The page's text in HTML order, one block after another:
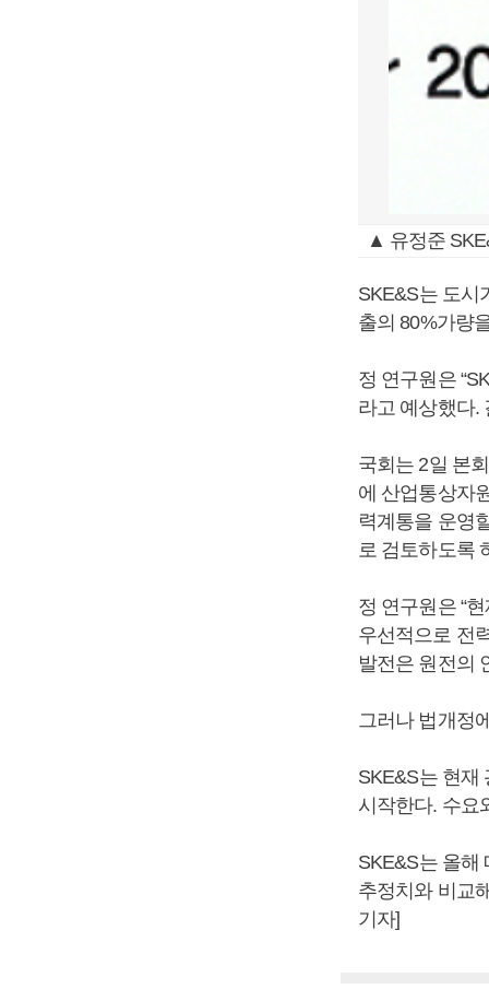
▲ 유정준
SKE&S는 도시
출의 80%가량
정 연구원은
라고 예상했다.
국회는 2일 본
에 산업통상자
력계통을 운영
로 검토하도록
정 연구원은 “
우선적으로 전
발전은 원전의
그러나 법개정
SKE&S는 현재
시작한다. 수요
SKE&S는 올해
추정치와 비교
기자]